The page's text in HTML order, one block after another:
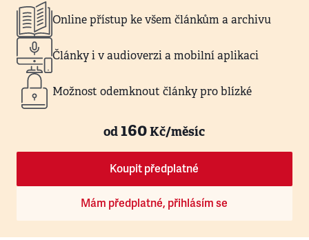
Online přístup ke všem článkům a archivu
Články i v audioverzi a mobilní aplikaci
Možnost odemknout články pro blízké
od160Kč/měsíc
Koupit předplatné
Mám předplatné, přihlásím se